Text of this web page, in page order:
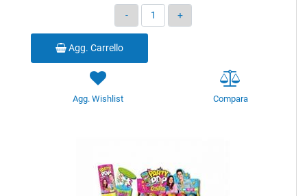
Quantità
Agg. Carrello
Agg. Wishlist Compara